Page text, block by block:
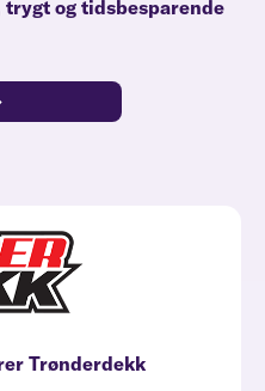
og tidsbesparende
Trønderdekk